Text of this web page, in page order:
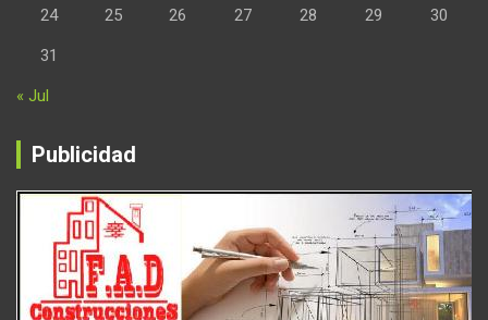
24 25 26 27 28 29 30
31
« Jul
Publicidad